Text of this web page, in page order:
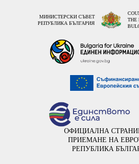
МИНИСТЕРСКИ СЪВЕТ
РЕПУБЛИКА БЪЛГАРИЯ
THE
ОФИЦИАЛНА
ПРИЕМАНЕ НА
РЕПУБЛИКА